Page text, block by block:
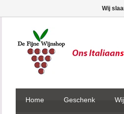
Home Geschenk
Wij